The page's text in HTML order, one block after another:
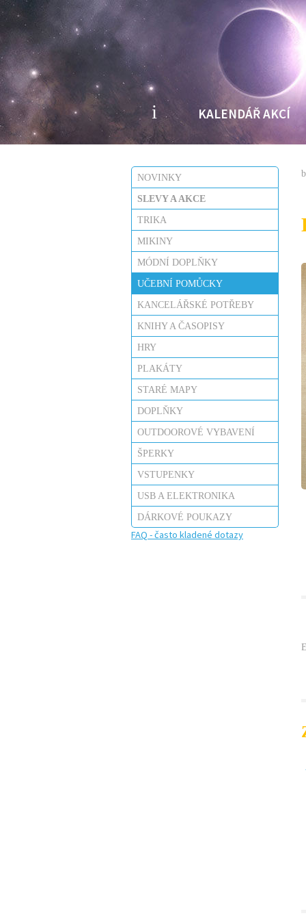
KALENDÁŘ AKCÍ
NOVINKY
SLEVY A AKCE
TRIKA
MIKINY
MÓDNÍ DOPLŇKY
UČEBNÍ POMŮCKY
KANCELÁŘSKÉ POTŘEBY
KNIHY A ČASOPISY
HRY
PLAKÁTY
STARÉ MAPY
DOPLŇKY
OUTDOOROVÉ VYBAVENÍ
ŠPERKY
VSTUPENKY
USB A ELEKTRONIKA
DÁRKOVÉ POUKAZY
FAQ - často kladené dotazy